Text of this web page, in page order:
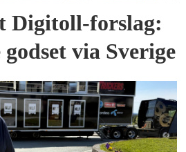
Digitoll-forslag:
via Sverige